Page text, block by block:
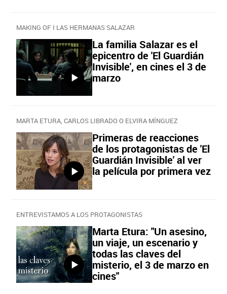
MAKING OF I LAS HERMANAS SALAZAR
La familia Salazar es el
epicentro de 'El Guardián
Invisible', en cines el 3 de
marzo
MARTA ETURA, CARLOS LIBRADO O ELVIRA MÍNGUEZ
Primeras de reacciones
de los protagonistas de 'El
Guardián Invisible' al ver
la película por primera vez
ENTREVISTAMOS A LOS PROTAGONISTAS
Marta Etura: "Un asesino,
un viaje, un escenario y
todas las claves del
misterio, el 3 de marzo en
cines"